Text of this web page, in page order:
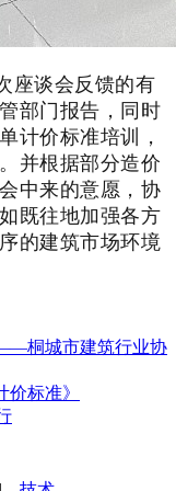
座谈会反馈的有
部门报告，同时
计价标准培训，
并根据部分造价
中来的意愿，协
既往地加强各方
的建筑市场环境
桐城市建筑行业协
标准》